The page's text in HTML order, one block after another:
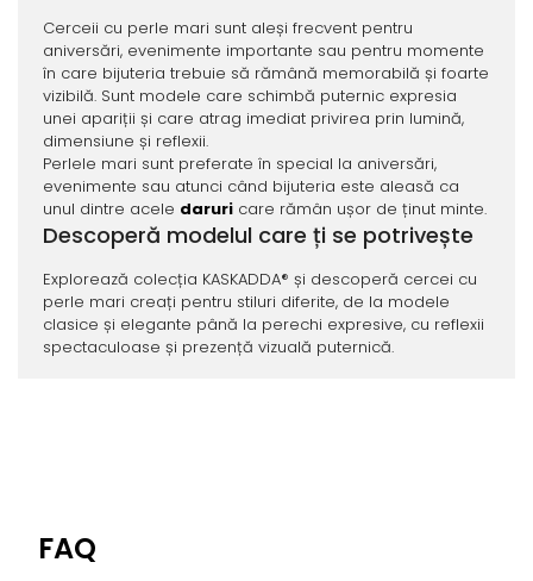
Cerceii cu perle mari sunt aleși frecvent pentru
aniversări, evenimente importante sau pentru momente
în care bijuteria trebuie să rămână memorabilă și foarte
vizibilă. Sunt modele care schimbă puternic expresia
unei apariții și care atrag imediat privirea prin lumină,
dimensiune și reflexii.
Perlele mari sunt preferate în special la aniversări,
evenimente sau atunci când bijuteria este aleasă ca
unul dintre acele daruricare rămân ușor de ținut minte.
Descoperă modelul care ți se potrivește
Explorează colecția KASKADDA® și descoperă cercei cu
perle mari creați pentru stiluri diferite, de la modele
clasice și elegante până la perechi expresive, cu reflexii
spectaculoase și prezență vizuală puternică.
FAQ